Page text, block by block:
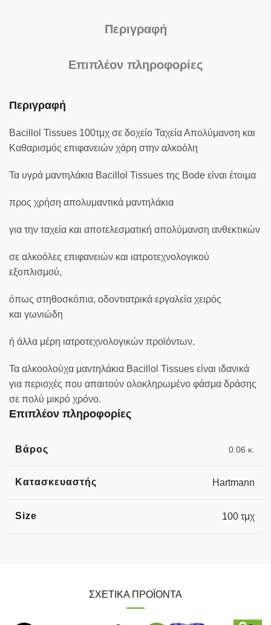
Περιγραφή
Επιπλέον πληροφορίες
Περιγραφή
Bacillol Tissues 100τμχ σε δοχείο Ταχεία Απολύμανση και
Καθαρισμός επιφανειών χάρη στην αλκοόλη
Τα υγρά μαντηλάκια Bacillol Tissues της Bode είναι έτοιμα
προς χρήση απολυμαντικά μαντηλάκια
για την ταχεία και αποτελεσματική απολύμανση ανθεκτικών
σε αλκοόλες επιφανειών και ιατροτεχνολογικού
εξοπλισμού,
όπως στηθοσκόπια, οδοντιατρικά εργαλεία χειρός
και γωνιώδη
ή άλλα μέρη ιατροτεχνολογικών προϊόντων.
Τα αλκοολούχα μαντηλάκια Bacillol Tissues είναι ιδανικά
για περιοχές που απαιτούν ολοκληρωμένο φάσμα δράσης
σε πολύ μικρό χρόνο.
Επιπλέον πληροφορίες
Βάρος 0.06 κ.
Κατασκευαστής Hartmann
Size 100 τμχ
ΣΧΕΤΙΚΆ ΠΡΟΪΌΝΤΑ